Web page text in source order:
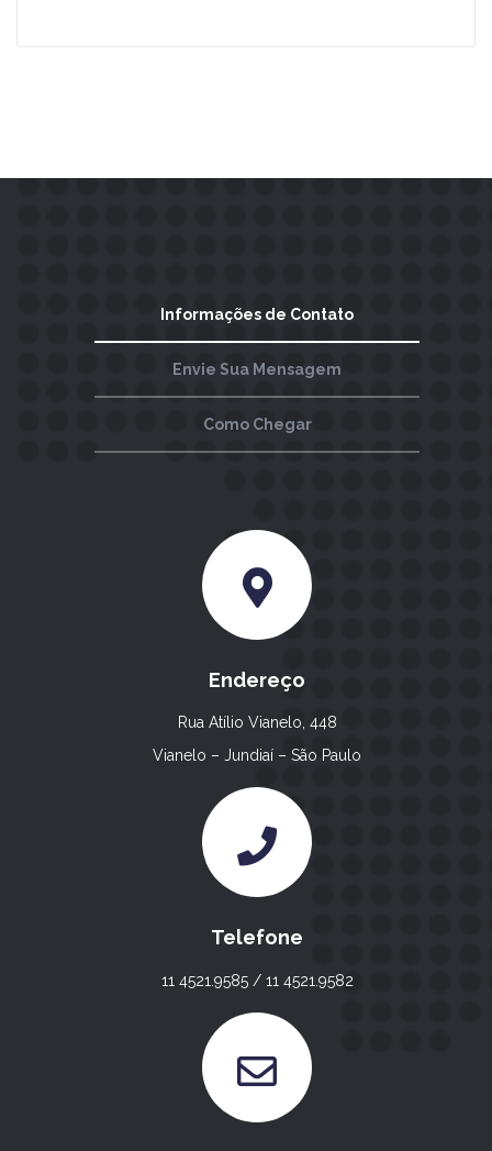
Informações de Contato
Envie Sua Mensagem
Como Chegar
Endereço
Rua Atílio Vianelo, 448
Vianelo – Jundiaí – São Paulo
Telefone
11 4521.9585 / 11 4521.9582